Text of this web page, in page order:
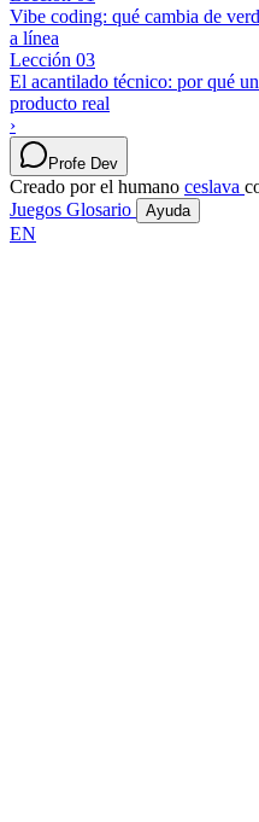
Vibe coding: qué cambia de
a línea
Lección 03
El acantilado técnico: por qué
producto real
›
Profe Dev
Creado por el humano ceslava
Juegos Glosario Ayuda
EN